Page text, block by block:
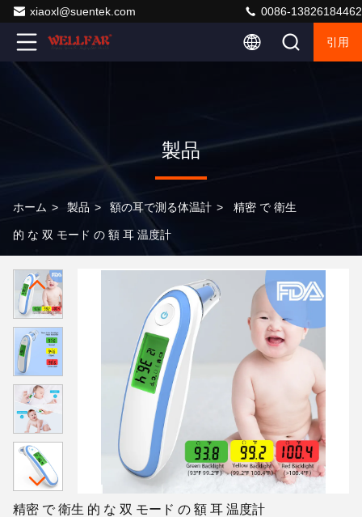
xiaoxl@suentek.com 0086-13826184462
引用
製品
ホーム > 製品 > 額の耳で測る体温計 > 精密 で 衛生
的 な 双 モード の 額 耳 温度計
精密 で 衛生 的 な 双 モード の 額 耳 温度計